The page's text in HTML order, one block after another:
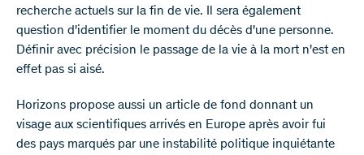
recherche actuels sur la fin de vie. Il sera également
question d'identifier le moment du décès d'une personne.
Définir avec précision le passage de la vie à la mort n'est en
effet pas si aisé.
Horizons propose aussi un article de fond donnant un
visage aux scientifiques arrivés en Europe après avoir fui
des pays marqués par une instabilité politique inquiétante